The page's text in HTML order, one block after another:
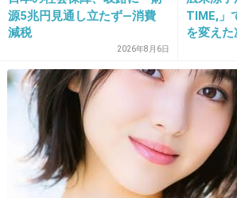
2016/02/01(月) 22:08:09
こんな前髪は苦手(´Д` )
かわいいの！？
かなり顔可愛くなきゃ、似合わ
源5兆円見通し立たず―消費
減税
2026年8月6日
TIME,」
を変え
ファン
じゃない